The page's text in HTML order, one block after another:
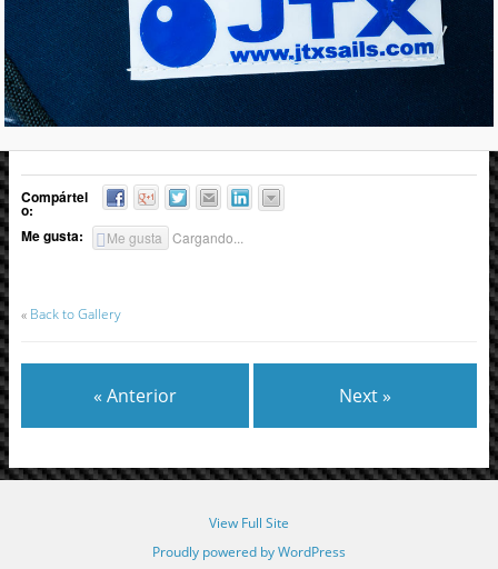
Compártel
o:
Me gusta:
Me gusta Cargando...
« Back to Gallery
« Anterior Next »
View Full Site
Proudly powered by WordPress